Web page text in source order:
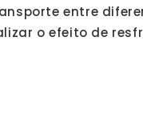
entre
o efeito de